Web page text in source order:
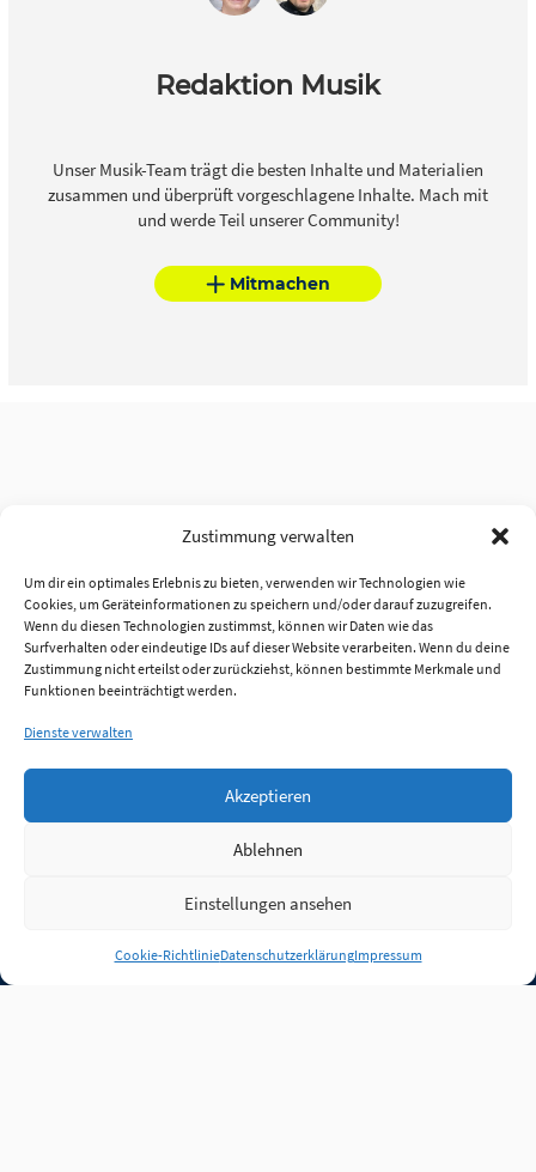
Zustimmung verwalten
Um dir ein optimales Erlebnis zu bieten, verwenden wir Technologien wie
Cookies, um Geräteinformationen zu speichern und/oder darauf zuzugreifen.
Wenn du diesen Technologien zustimmst, können wir Daten wie das
Surfverhalten oder eindeutige IDs auf dieser Website verarbeiten. Wenn du deine
Zustimmung nicht erteilst oder zurückziehst, können bestimmte Merkmale und
Funktionen beeinträchtigt werden.
Dienste verwalten
Akzeptieren
Ablehnen
Einstellungen ansehen
Cookie-RichtlinieDatenschutzerklärungImpressum
Redaktion Musik
Unser Musik-Team trägt die besten Inhalte und Materialien
zusammen und überprüft vorgeschlagene Inhalte. Mach mit
und werde Teil unserer Community!
Mitmachen
Anmelden
Jobs Partner FAQ Quellen